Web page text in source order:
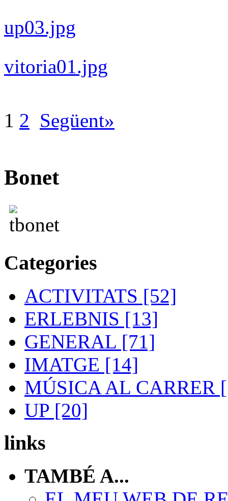
up03.jpg
vitoria01.jpg
1 2 Següent»
Bonet
Categories
ACTIVITATS [52]
ERLEBNIS [13]
GENERAL [71]
IMATGE [14]
MÚSICA AL CARRER
UP [20]
links
TAMBÉ A...